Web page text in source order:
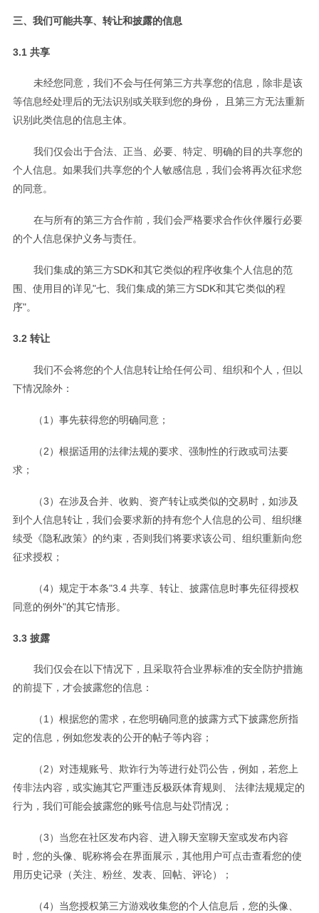
三、我们可能共享、转让和披露的信息
3.1 共享
未经您同意，我们不会与任何第三方共享您的信息，除非是该
等信息经处理后的无法识别或关联到您的身份， 且第三方无法重新
识别此类信息的信息主体。
我们仅会出于合法、正当、必要、特定、明确的目的共享您的
个人信息。如果我们共享您的个人敏感信息，我们会将再次征求您
的同意。
在与所有的第三方合作前，我们会严格要求合作伙伴履行必要
的个人信息保护义务与责任。
我们集成的第三方SDK和其它类似的程序收集个人信息的范
围、使用目的详见"七、我们集成的第三方SDK和其它类似的程
序"。
3.2 转让
我们不会将您的个人信息转让给任何公司、组织和个人，但以
下情况除外：
（1）事先获得您的明确同意；
（2）根据适用的法律法规的要求、强制性的行政或司法要
求；
（3）在涉及合并、收购、资产转让或类似的交易时，如涉及
到个人信息转让，我们会要求新的持有您个人信息的公司、组织继
续受《隐私政策》的约束，否则我们将要求该公司、组织重新向您
征求授权；
（4）规定于本条"3.4 共享、转让、披露信息时事先征得授权
同意的例外"的其它情形。
3.3 披露
我们仅会在以下情况下，且采取符合业界标准的安全防护措施
的前提下，才会披露您的信息：
（1）根据您的需求，在您明确同意的披露方式下披露您所指
定的信息，例如您发表的公开的帖子等内容；
（2）对违规账号、欺诈行为等进行处罚公告，例如，若您上
传非法内容，或实施其它严重违反极跃体育规则、 法律法规规定的
行为，我们可能会披露您的账号信息与处罚情况；
（3）当您在社区发布内容、进入聊天室聊天室或发布内容
时，您的头像、昵称将会在界面展示，其他用户可点击查看您的使
用历史记录（关注、粉丝、发表、回帖、评论）；
（4）当您授权第三方游戏收集您的个人信息后，您的头像、